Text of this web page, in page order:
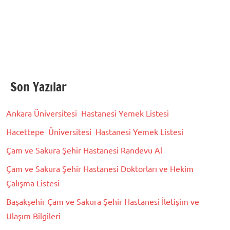
Son Yazılar
Ankara Üniversitesi Hastanesi Yemek Listesi
Hacettepe Üniversitesi Hastanesi Yemek Listesi
Çam ve Sakura Şehir Hastanesi Randevu Al
Çam ve Sakura Şehir Hastanesi Doktorları ve Hekim
Çalışma Listesi
Başakşehir Çam ve Sakura Şehir Hastanesi İletişim ve
Ulaşım Bilgileri